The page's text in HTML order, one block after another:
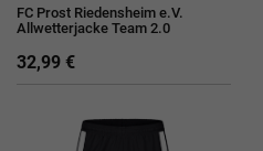
FC Prost Riedensheim e.V.
Allwetterjacke Team 2.0
32,99 €